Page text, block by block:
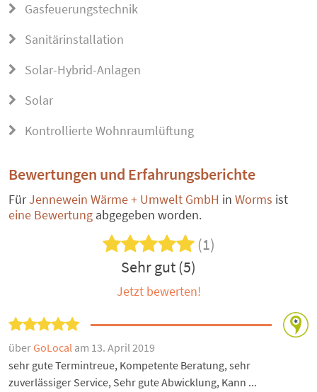
Gasfeuerungstechnik
Sanitärinstallation
Solar-Hybrid-Anlagen
Solar
Kontrollierte Wohnraumlüftung
Bewertungen und Erfahrungsberichte
FürJennewein Wärme + Umwelt GmbH in Worms ist
eine Bewertung abgegeben worden.
(1)
Sehr gut (5)
Jetzt bewerten!
überGoLocal am 13. April 2019
sehr gute Termintreue, Kompetente Beratung, sehr
zuverlässiger Service, Sehr gute Abwicklung, Kann ...